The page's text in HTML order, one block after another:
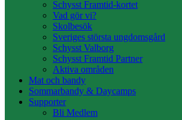
Schysst Framtid-kortet
Vad gör vi?
Skolbesök
Sveriges största ungdomsgård
Schysst Valborg
Schysst Framtid Partner
Aktiva områden
Mat och bandy
Sommarbandy & Daycamps
Supporter
Bli Medlem